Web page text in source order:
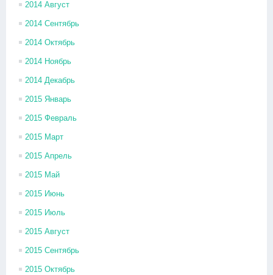
2014 Август
2014 Сентябрь
2014 Октябрь
2014 Ноябрь
2014 Декабрь
2015 Январь
2015 Февраль
2015 Март
2015 Апрель
2015 Май
2015 Июнь
2015 Июль
2015 Август
2015 Сентябрь
2015 Октябрь